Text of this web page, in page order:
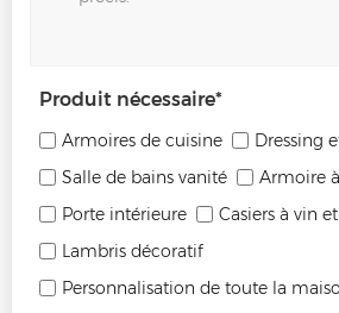
Produit nécessaire*
Armoires de cuisine
Dressing
Salle de bains vanité
Armoire
Porte intérieure
Casiers à vin
Lambris décoratif
Personnalisation de toute la